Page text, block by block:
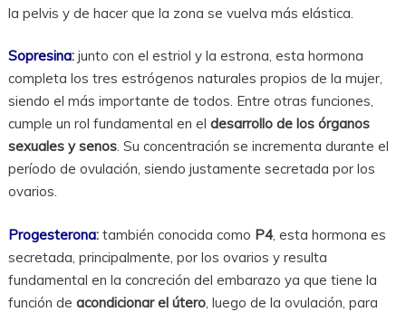
la pelvis y de hacer que la zona se vuelva más elástica.
Sopresina: junto con el estriol y la estrona, esta hormona
completa los tres estrógenos naturales propios de la mujer,
siendo el más importante de todos. Entre otras funciones,
cumple un rol fundamental en el desarrollo de los órganos
sexuales y senos. Su concentración se incrementa durante el
período de ovulación, siendo justamente secretada por los
ovarios.
Progesterona:también conocida como P4, esta hormona es
secretada, principalmente, por los ovarios y resulta
fundamental en la concreción del embarazo ya que tiene la
función de acondicionar el útero, luego de la ovulación, para